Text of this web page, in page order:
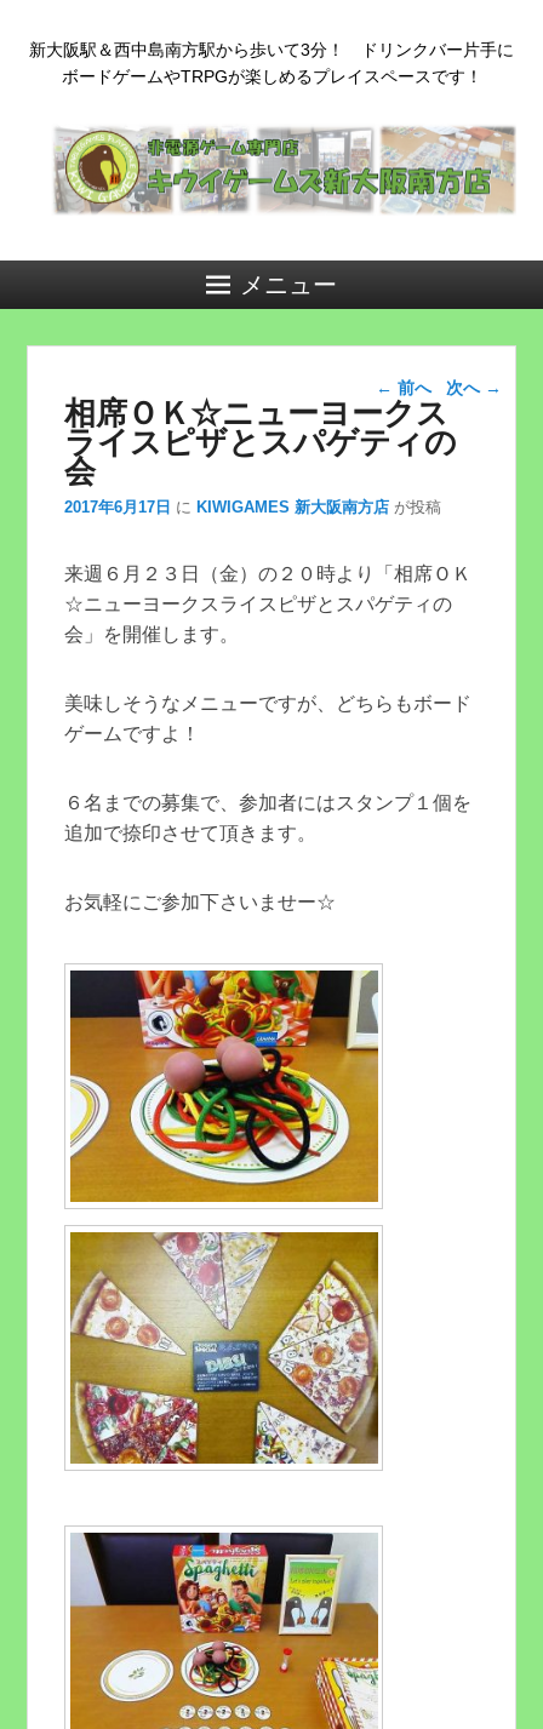
新大阪駅＆西中島南方駅から歩いて3分！ ドリンクバー片手に
ボードゲームやTRPGが楽しめるプレイスペースです！
メニュー
投稿ナビゲー
ション
← 前へ 次へ →
相席ＯＫ☆ニューヨークス
ライスピザとスパゲティの
会
2017年6月17日 に KIWIGAMES 新大阪南方店 が投稿
来週６月２３日（金）の２０時より「相席ＯＫ
☆ニューヨークスライスピザとスパゲティの
会」を開催します。
美味しそうなメニューですが、どちらもボード
ゲームですよ！
６名までの募集で、参加者にはスタンプ１個を
追加で捺印させて頂きます。
お気軽にご参加下さいませー☆